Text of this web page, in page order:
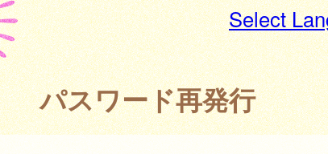
Select
パスワード再発行